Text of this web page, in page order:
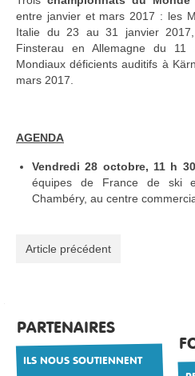
entre janvier et mars 2017 : les
Italie du 23 au 31 janvier
Finsterau en Allemagne du
Mondiaux déficients auditifs à
mars 2017.
AGENDA
Vendredi 28 octobre, 11 h
équipes de France de ski
Chambéry, au centre
Article précédent
PARTENAIRES
ILS NOUS SOUTIENNENT